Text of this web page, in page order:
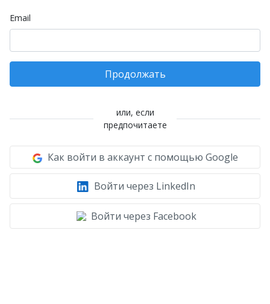
Email
Продолжать
или, если
предпочитаете
Как войти в аккаунт с помощью Google
Войти через LinkedIn
Войти через Facebook